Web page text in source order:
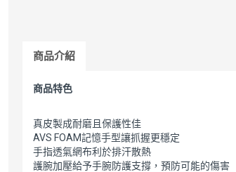
商品介紹
商品特色
真皮製成耐磨且保護性佳
AVS FOAM記憶手型讓抓握更穩定
手指透氣網布利於排汗散熱
護腕加壓給予手腕防護支撐，預防可能的傷害